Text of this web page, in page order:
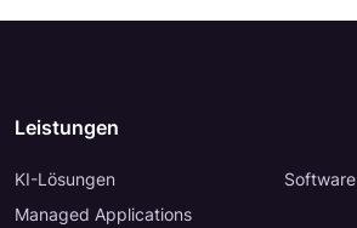
Leistungen
KI-Lösungen
Software
Managed Applications